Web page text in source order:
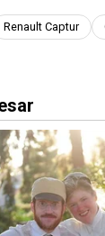
Renault Captur